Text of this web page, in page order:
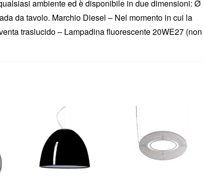
ambiente ed è disponibile in due dimensioni: Ø
da tavolo. Marchio Diesel – Nel momento in cui la
traslucido – Lampadina fluorescente 20WE27 (non